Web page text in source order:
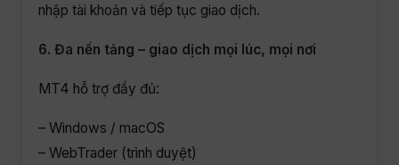
nhập tài khoản và tiếp tục giao dịch.
6. Đa nền tảng – giao dịch mọi lúc, mọi nơi
MT4 hỗ trợ đầy đủ:
– Windows / macOS
– WebTrader (trình duyệt)